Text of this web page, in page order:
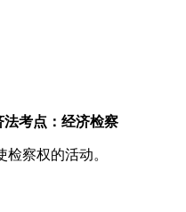
法考点：经济检察
察权的活动。